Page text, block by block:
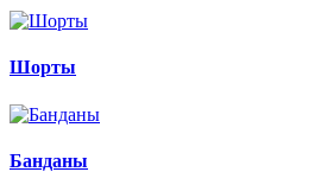
Шорты
Банданы